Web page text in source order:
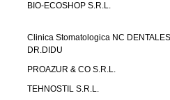
BIO-ECOSHOP S.R.L.
Clinica Stomatologica NC DENTALES
DR.DIDU
PROAZUR & CO S.R.L.
TEHNOSTIL S.R.L.